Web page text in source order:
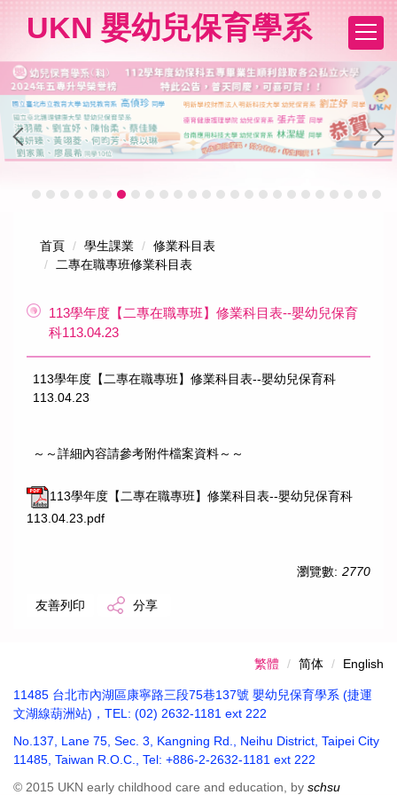
要
內
容
區
UKN 嬰幼兒保育學系
首頁 學生課業
修業科目表
二專在職專班修業科目表
113學年度【二專在職專班】修業科目表--嬰幼兒保育
科113.04.23
113學年度【二專在職專班】修業科目表--嬰幼兒保育科
113.04.23
～～詳細內容請參考附件檔案資料～～
113學年度【二專在職專班】修業科目表--嬰幼兒保育科
113.04.23.pdf
瀏覽數: 2770
友善列印 分享
繁體 简体 English
11485 台北市內湖區康寧路三段75巷137號 嬰幼兒保育學系 (捷運
文湖線葫洲站)，TEL: (02) 2632-1181 ext 222
No.137, Lane 75, Sec. 3, Kangning Rd., Neihu District, Taipei City
11485, Taiwan R.O.C., Tel: +886-2-2632-1181 ext 222
© 2015 UKN early childhood care and education, by schsu